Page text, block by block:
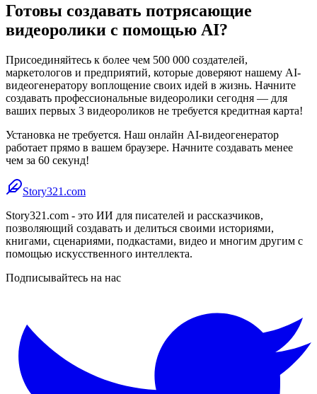
Готовы создавать потрясающие
видеоролики с помощью AI?
Присоединяйтесь к более чем 500 000 создателей,
маркетологов и предприятий, которые доверяют нашему AI-
видеогенератору воплощение своих идей в жизнь. Начните
создавать профессиональные видеоролики сегодня — для
ваших первых 3 видеороликов не требуется кредитная карта!
Установка не требуется. Наш онлайн AI-видеогенератор
работает прямо в вашем браузере. Начните создавать менее
чем за 60 секунд!
Story321.com
Story321.com - это ИИ для писателей и рассказчиков,
позволяющий создавать и делиться своими историями,
книгами, сценариями, подкастами, видео и многим другим с
помощью искусственного интеллекта.
Подписывайтесь на нас